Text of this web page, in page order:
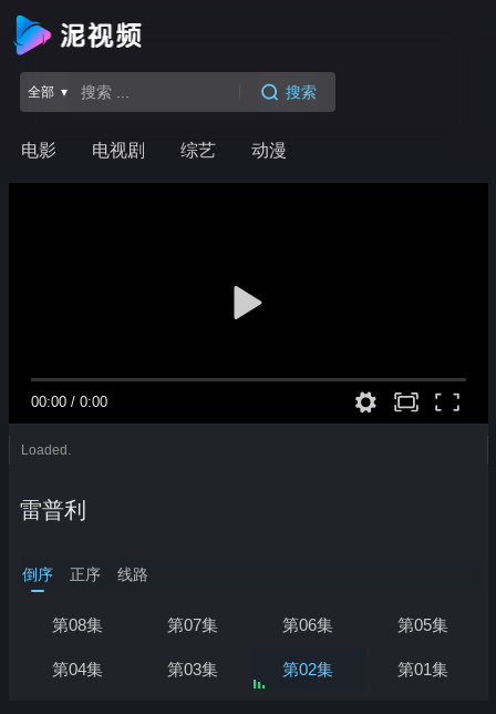
电影 电视剧 综艺 动漫
全部 ▾ 搜索
00:00/ 0:00
Loaded.
雷普利
倒序 正序 线路
第08集 第07集 第06集 第05集
第04集 第03集 第02集 第01集